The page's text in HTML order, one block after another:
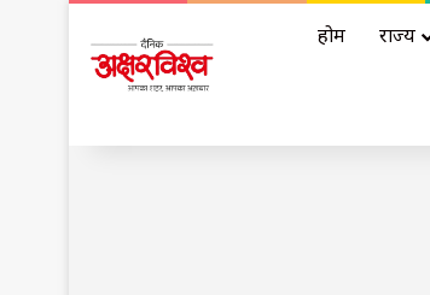
होम राज्य